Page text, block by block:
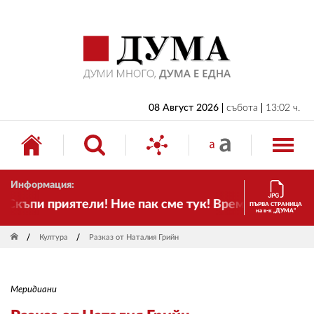
08 Август 2026 събота 13:02 ч.
Информация:
приятели! Ние пак сме тук! Времето сеПЪРВА СТРАНИЦА
на в-к „ДУМА“
Култура Разказ от Наталия Грийн
Меридиани
БЪЛГАРИЯ
ИКОНОМИКА
ИЗБОРИ
СВЯТ